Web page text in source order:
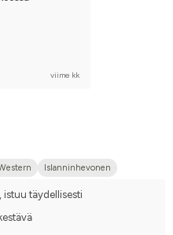
viime kk
Islanninhevonen
istuu täydellisesti